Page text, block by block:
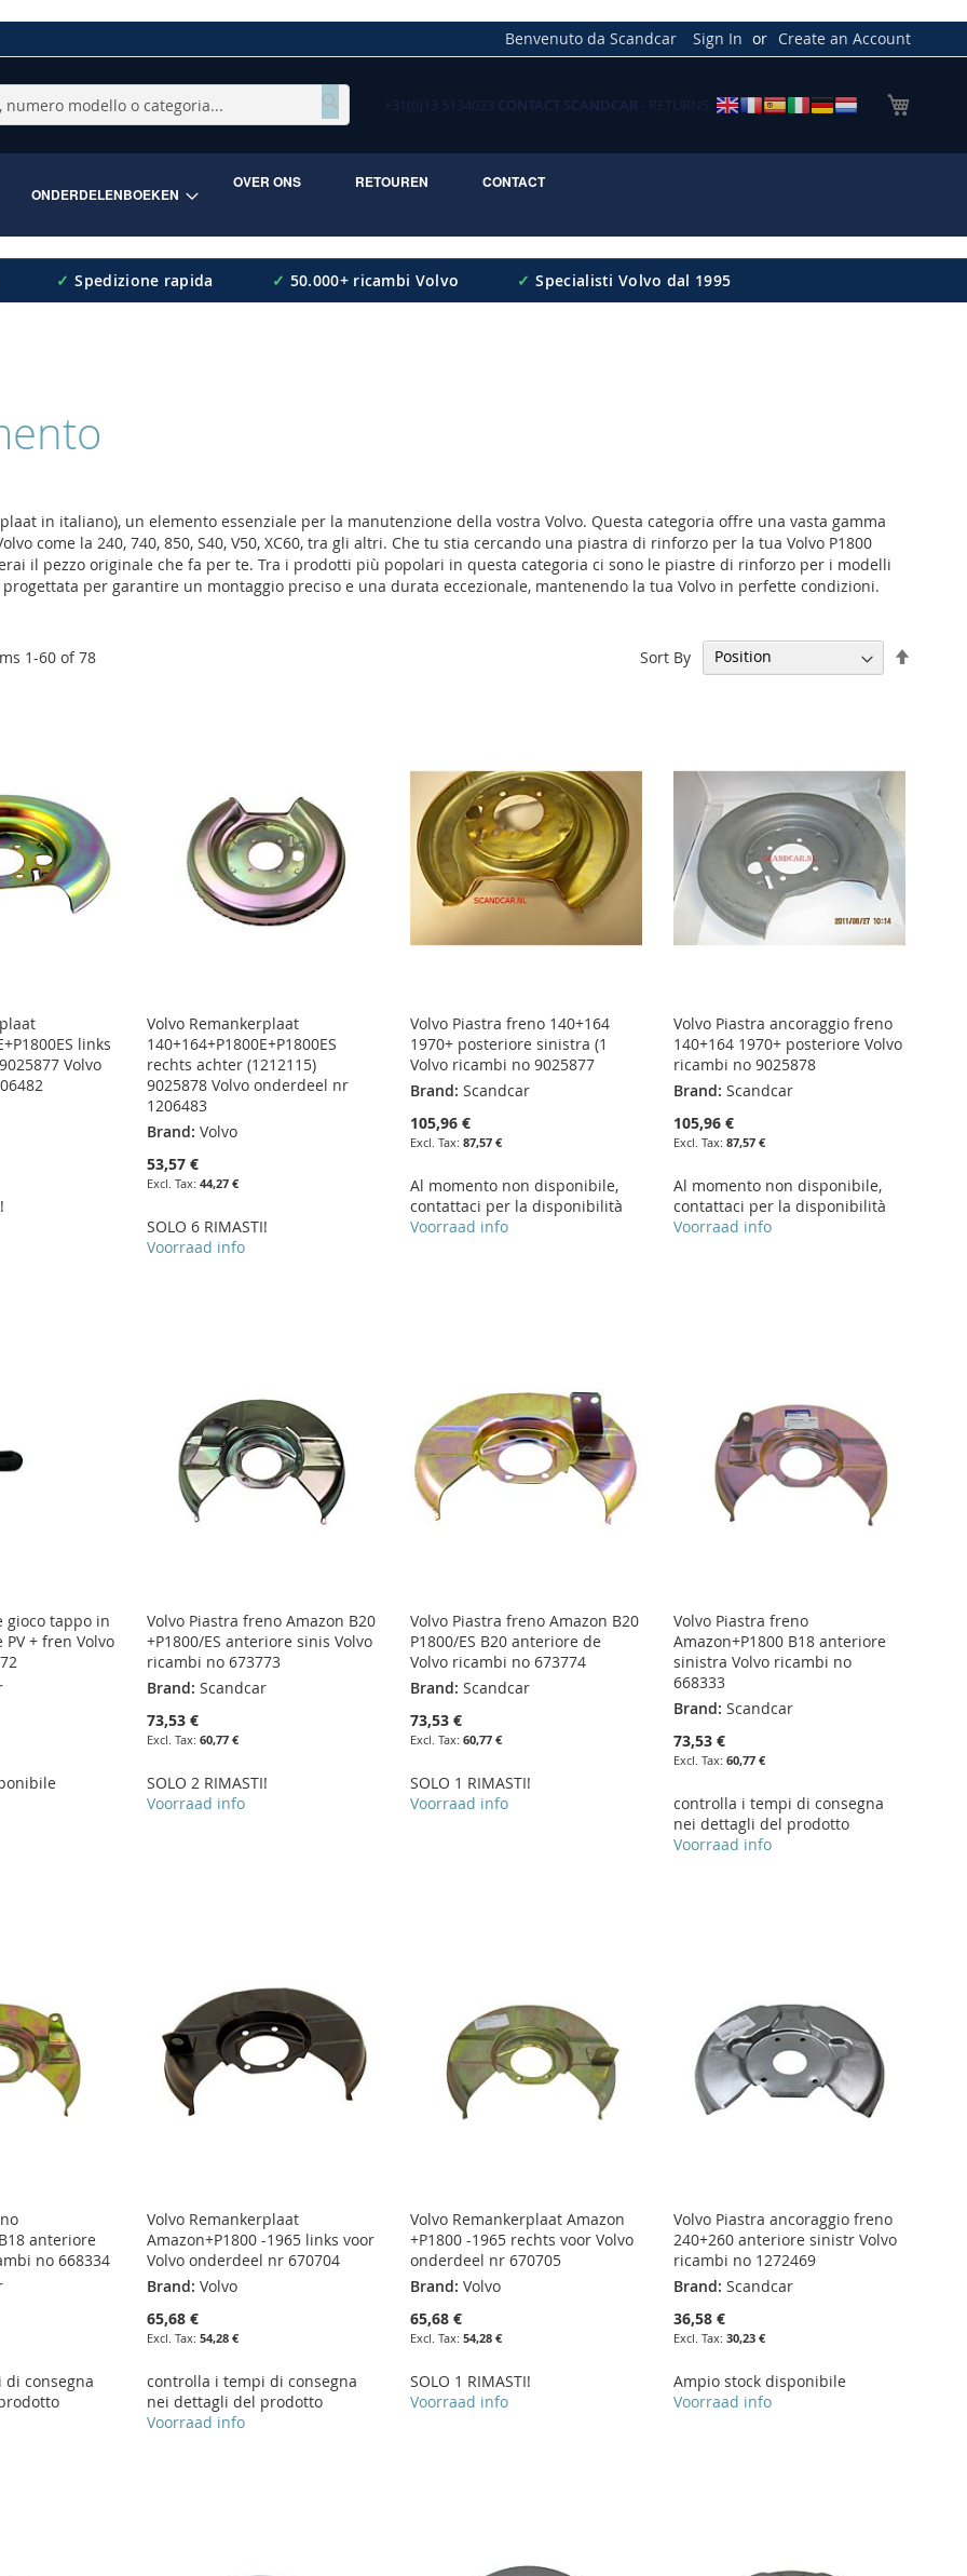
Benvenuto da Scandcar Sign In Create an Account
Cerca
+31(0)13 5134033 CONTACT SCANDCAR - RETURNS
ONDERDELENBOEKEN
OVER ONS RETOUREN CONTACT
✓ Spedizione rapida ✓ 50.000+ ricambi Volvo ✓ Specialisti Volvo dal 1995
in italiano), un elemento essenziale per la manutenzione della vostra Volvo. Questa categoria offre una vasta gamma
come la 240, 740, 850, S40, V50, XC60, tra gli altri. Che tu stia cercando una piastra di rinforzo per la tua Volvo P1800
il pezzo originale che fa per te. Tra i prodotti più popolari in questa categoria ci sono le piastre di rinforzo per i modelli
progettata per garantire un montaggio preciso e una durata eccezionale, mantenendo la tua Volvo in perfette condizioni.
1-60 of78 Sort By
links
Volvo
Volvo Remankerplaat
140+164+P1800E+P1800ES
rechts achter (1212115)
9025878 Volvo onderdeel nr
1206483
Brand: Volvo
53,57 €
44,27 €
SOLO 6 RIMASTI!
Voorraad info
Volvo Piastra freno 140+164
1970+ posteriore sinistra (1
Volvo ricambi no 9025877
Brand: Scandcar
105,96 €
87,57 €
Al momento non disponibile,
contattaci per la disponibilità
Voorraad info
Volvo Piastra ancoraggio freno
140+164 1970+ posteriore Volvo
ricambi no 9025878
Brand: Scandcar
105,96 €
87,57 €
Al momento non disponibile,
contattaci per la disponibilità
Voorraad info
gioco tappo in
+ fren Volvo
Volvo Piastra freno Amazon B20
+P1800/ES anteriore sinis Volvo
ricambi no 673773
Brand: Scandcar
73,53 €
60,77 €
SOLO 2 RIMASTI!
Voorraad info
Volvo Piastra freno Amazon B20
P1800/ES B20 anteriore de
Volvo ricambi no 673774
Brand: Scandcar
73,53 €
60,77 €
SOLO 1 RIMASTI!
Voorraad info
Volvo Piastra freno
Amazon+P1800 B18 anteriore
sinistra Volvo ricambi no
668333
Brand: Scandcar
73,53 €
60,77 €
controlla i tempi di consegna
nei dettagli del prodotto
Voorraad info
anteriore
no 668334
consegna
Volvo Remankerplaat
Amazon+P1800 -1965 links voor
Volvo onderdeel nr 670704
Brand: Volvo
65,68 €
54,28 €
controlla i tempi di consegna
nei dettagli del prodotto
Voorraad info
Volvo Remankerplaat Amazon
+P1800 -1965 rechts voor Volvo
onderdeel nr 670705
Brand: Volvo
65,68 €
54,28 €
SOLO 1 RIMASTI!
Voorraad info
Volvo Piastra ancoraggio freno
240+260 anteriore sinistr Volvo
ricambi no 1272469
Brand: Scandcar
36,58 €
30,23 €
Ampio stock disponibile
Voorraad info